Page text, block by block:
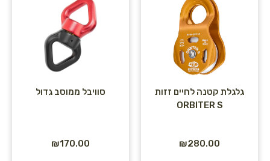
גלגלת קטנה לחיים זזות
ORBITER S
₪280.00
סוויבל ממוסב גדול
₪170.00